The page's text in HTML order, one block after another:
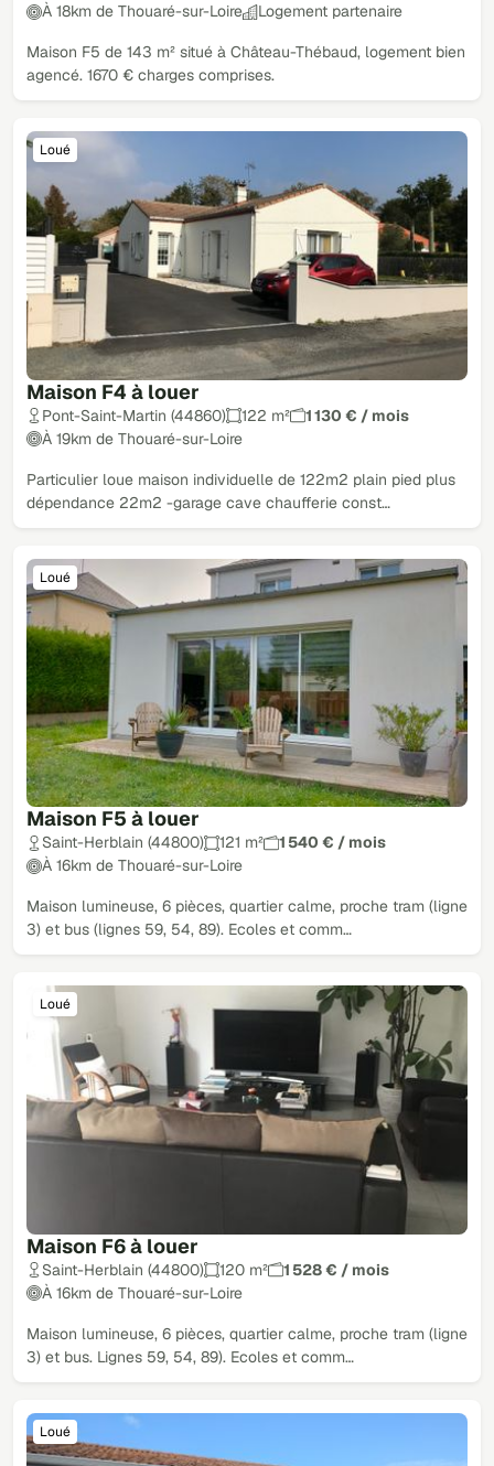
À 18km de Thouaré-sur-Loire
Logement partenaire
Maison F5 de 143 m² situé à Château-Thébaud, logement bien
agencé. 1670 € charges comprises.
Maison F4 à louer
Loué
Pont-Saint-Martin (44860) 122 m²
1 130 € / mois
À 19km de Thouaré-sur-Loire
Particulier loue maison individuelle de 122m2 plain pied plus
dépendance 22m2 -garage cave chaufferie const…
Maison F5 à louer
Loué
Saint-Herblain (44800) 121 m²
1 540 € / mois
À 16km de Thouaré-sur-Loire
Maison lumineuse, 6 pièces, quartier calme, proche tram (ligne
3) et bus (lignes 59, 54, 89). Ecoles et comm…
Maison F6 à louer
Loué
Saint-Herblain (44800) 120 m²
1 528 € / mois
À 16km de Thouaré-sur-Loire
Maison lumineuse, 6 pièces, quartier calme, proche tram (ligne
3) et bus. Lignes 59, 54, 89). Ecoles et comm…
Loué